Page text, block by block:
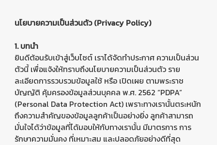
นโยบายความเป็นส่วนตัว (Privacy Policy)
1. บทนำ
ยินดีต้อนรับเข้าสู่เว็บไซต์ เราได้จัดทำประกาศ ความเป็นส่วน
ตัวนี้ เพื่อแจ้งให้ทราบถึงนโยบายความเป็นส่วนตัว ราย
ละเอียดการรวบรวมข้อมูลใช้ หรือ เปิดเผย ตามพระราช
บัญญัติ คุ้มครองข้อมูลส่วนบุคคล พ.ศ. 2562 “PDPA”
(Personal Data Protection Act) เพราะทางเรานั้นตระหนัก
ถึงความสำคัญของข้อมูลลูกค้าเป็นอย่างยิ่ง ลูกค้าสามารถ
มั่นใจได้ว่าข้อมูลที่ได้มอบให้กับทางเรานั้น มีมาตรการ การ
รักษาความมั่นคง ที่เหมาะสม และปลอดภัยอย่างดีที่สุด